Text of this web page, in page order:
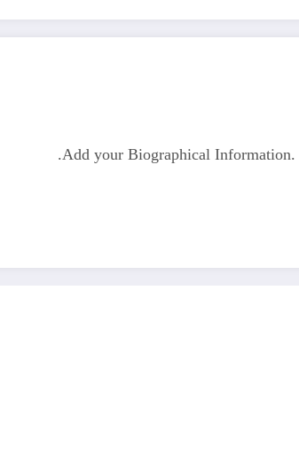
Add your Biographical Information.